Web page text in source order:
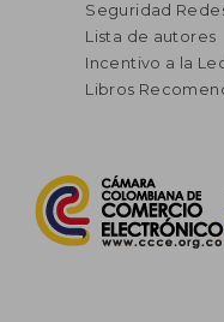
Seguridad
Lista de autores
Incentivo a la
Libros